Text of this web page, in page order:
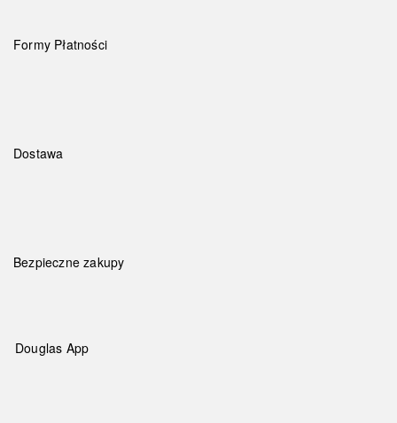
Formy Płatności
Dostawa
Bezpieczne zakupy
Douglas App